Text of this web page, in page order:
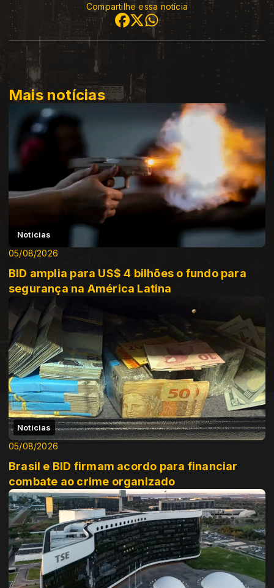
Compartilhe essa notícia
Mais notícias
Noticias
05/08/2026
BID amplia para US$ 4 bilhões o fundo para
segurança na América Latina
Noticias
05/08/2026
Brasil e BID firmam acordo para financiar
combate ao crime organizado